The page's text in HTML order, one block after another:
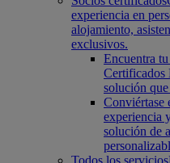
experiencia en
alojamiento,
exclusivos.
Encuentra
Certificados
solución que
Conviértase
experiencia
solución de